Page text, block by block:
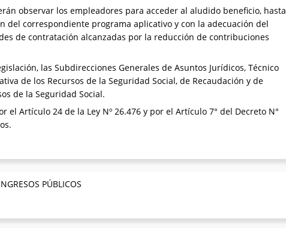
observar los empleadores para acceder al aludido beneficio, hasta
correspondiente programa aplicativo y con la adecuación del
de contratación alcanzadas por la reducción de contribuciones
las Subdirecciones Generales de Asuntos Jurídicos, Técnico
de los Recursos de la Seguridad Social, de Recaudación y de
de la Seguridad Social.
Artículo 24 de la Ley Nº 26.476 y por el Artículo 7° del Decreto N°
PÚBLICOS